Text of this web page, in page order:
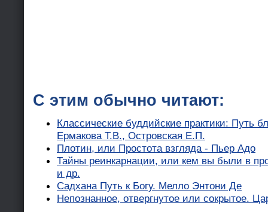
С этим обычно читают:
Классические буддийские практики: Путь
Ермакова Т.В., Островская Е.П.
Плотин, или Простота взгляда - Пьер Адо
Тайны реинкарнации, или кем вы были в
и др.
Садхана Путь к Богу. Мелло Энтони Де
Непознанное, отвергнутое или сокрытое.